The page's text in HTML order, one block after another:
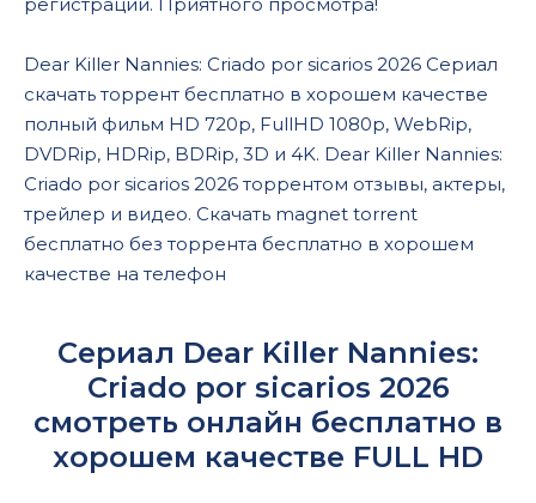
Dear Killer Nannies: Criado por sicarios 2026 Сериал
скачать торрент бесплатно в хорошем качестве
полный фильм HD 720p, FullHD 1080p, WebRip,
DVDRip, HDRip, BDRip, 3D и 4K. Dear Killer Nannies:
Criado por sicarios 2026 торрентом отзывы, актеры,
трейлер и видео. Скачать magnet torrent
бесплатно без торрента бесплатно в хорошем
качестве на телефон
Сериал Dear Killer Nannies:
Criado por sicarios 2026
смотреть онлайн бесплатно в
хорошем качестве FULL HD